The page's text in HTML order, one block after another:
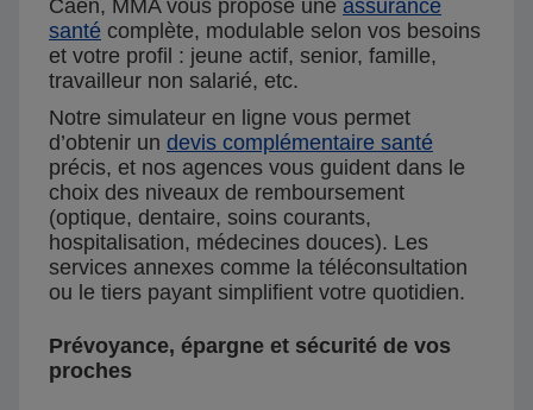
Caen, MMA vous propose une assurance
santé complète, modulable selon vos besoins
et votre profil : jeune actif, senior, famille,
travailleur non salarié, etc.
Notre simulateur en ligne vous permet
d’obtenir un devis complémentaire santé
précis, et nos agences vous guident dans le
choix des niveaux de remboursement
(optique, dentaire, soins courants,
hospitalisation, médecines douces). Les
services annexes comme la téléconsultation
ou le tiers payant simplifient votre quotidien.
Prévoyance, épargne et sécurité de vos
proches